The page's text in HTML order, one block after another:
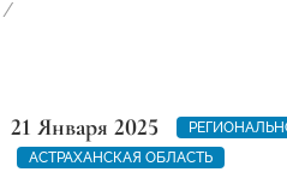
21 Января 2025
АСТРАХАНСКАЯ ОБЛАСТЬ